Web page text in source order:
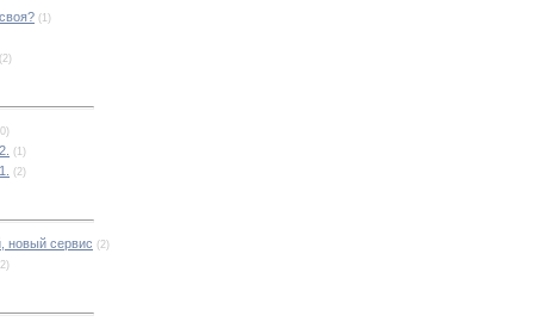
(1)
(2)
(1)
(2)
новый сервис (2)